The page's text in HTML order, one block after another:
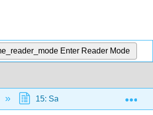
Enter Reader Mode
15: Saúde Ambiental